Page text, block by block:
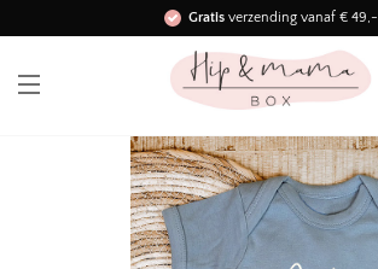
Gratisverzending vanaf € 49,-
Binnen 3 werkdagen in huis!